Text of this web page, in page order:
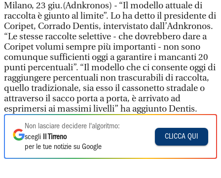
Milano, 23 giu.(Adnkronos) - “Il modello attuale di
raccolta è giunto al limite”. Lo ha detto il presidente di
Coripet, Corrado Dentis, intervistato dall’Adnkronos.
“Le stesse raccolte selettive - che dovrebbero dare a
Coripet volumi sempre più importanti - non sono
comunque sufficienti oggi a garantire i mancanti 20
punti percentuali”. “Il modello che ci consente oggi di
raggiungere percentuali non trascurabili di raccolta,
quello tradizionale, sia esso il cassonetto stradale o
attraverso il sacco porta a porta, è arrivato ad
esprimersi ai massimi livelli” ha aggiunto Dentis.
Non lasciare decidere l'algoritmo:
scegli
Il Tirreno
per le tue notizie su Google
CLICCA QUI